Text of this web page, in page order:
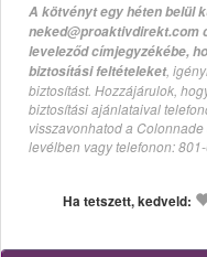
A kötvényt egy héten belül
neked@proaktivdirekt.com
leveleződ címjegyzékébe,
biztosítási feltételeket,
biztosítást. Hozzájárulok,
biztosítási ajánlataival
visszavonhatod a
levélben vagy telefonon: 801-
Ha tetszett, kedveld: